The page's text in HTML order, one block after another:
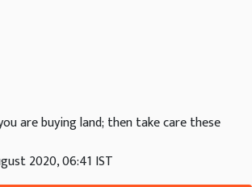
are buying land; then take care these
2020, 06:41 IST